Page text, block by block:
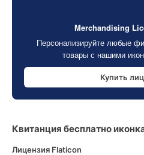
Merchandising
Персонализируйте любые
товары с нашими
Купить
Квитанция бесплатно
Лицензия Flaticon